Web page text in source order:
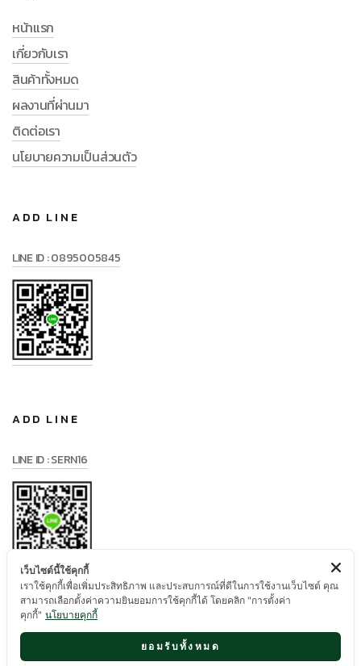
หน้าแรก
เกี่ยวกับเรา
สินค้าทั้งหมด
ผลงานที่ผ่านมา
ติดต่อเรา
นโยบายความเป็นส่วนตัว
ADD LINE
LINE ID : 0895005845
ADD LINE
LINE ID : SERN16
เว็บไซต์นี้ใช้คุกกี้
เราใช้คุกกี้เพื่อเพิ่มประสิทธิภาพ และประสบการณ์ที่ดีในการใช้งานเว็บไซต์ คุณ
สามารถเลือกตั้งค่าความยินยอมการใช้คุกกี้ได้ โดยคลิก "การตั้งค่า
คุกกี้" นโยบายคุกกี้
ยอมรับทั้งหมด